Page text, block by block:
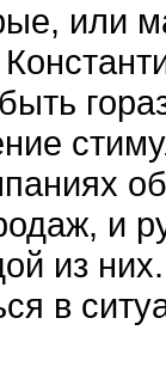
или
и
из
в